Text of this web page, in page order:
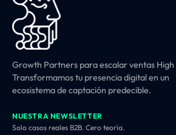
Growth Partners para escalar ventas High
Transformamos tu presencia digital en un
ecosistema de captación predecible.
NUESTRA NEWSLETTER
Solo casos reales B2B. Cero teoría.